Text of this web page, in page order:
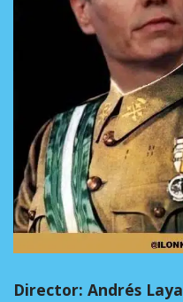
Director: Andrés Laya